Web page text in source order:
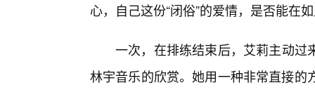
心，自己这份“闭俗”的爱情，是否能在
一次，在排练结束后，艾莉主动过
林宇音乐的欣赏。她用一种非常直接